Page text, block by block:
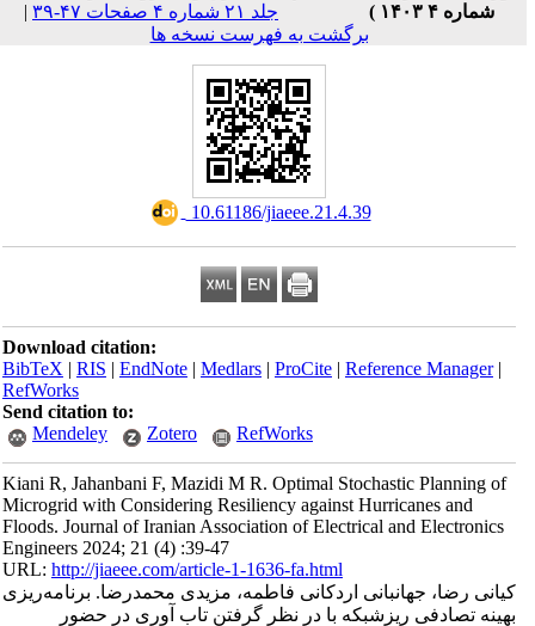
شماره ۴ ۱۴۰۳ )
جلد ۲۱ شماره ۴ صفحات ۴۷-۳۹
|
برگشت به فهرست نسخه ها
‎ 10.61186/jiaeee.21.4.39
Download citation:
BibTeX|RIS|EndNote|Medlars|ProCite|Reference Manager
RefWorks
Send citation to:
Mendeley
Zotero RefWorks
Kiani R, Jahanbani F, Mazidi M R. Optimal Stochastic Planning of
Microgrid with Considering Resiliency against Hurricanes and
‎Floods‎. Journal of Iranian Association of Electrical and Electronics
Engineers 2024; 21 (4) :39-47
URL:http://jiaeee.com/article-1-1636-fa.html
کیانی رضا، جهانبانی اردکانی فاطمه، مزیدی محمدرضا. برنامه‌ریزی
بهینه تصادفی ریزشبکه با در نظر گرفتن تاب آوری در ‌حضور